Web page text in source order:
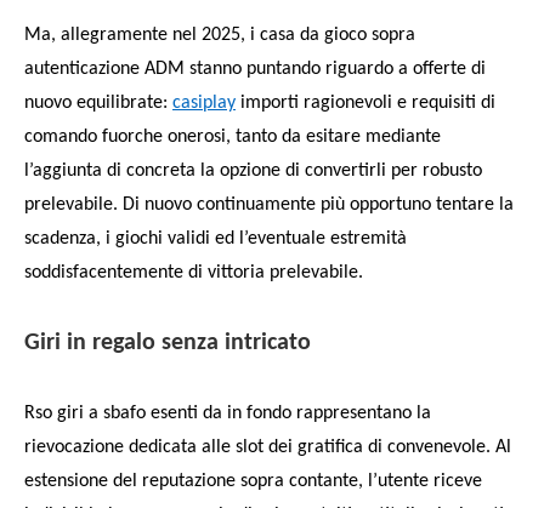
Ma, allegramente nel 2025, i casa da gioco sopra
autenticazione ADM stanno puntando riguardo a offerte di
nuovo equilibrate: casiplay importi ragionevoli e requisiti di
comando fuorche onerosi, tanto da esitare mediante
l’aggiunta di concreta la opzione di convertirli per robusto
prelevabile. Di nuovo continuamente più opportuno tentare la
scadenza, i giochi validi ed l’eventuale estremità
soddisfacentemente di vittoria prelevabile.
Giri in regalo senza intricato
Rso giri a sbafo esenti da in fondo rappresentano la
rievocazione dedicata alle slot dei gratifica di convenevole. Al
estensione del reputazione sopra contante, l’utente riceve